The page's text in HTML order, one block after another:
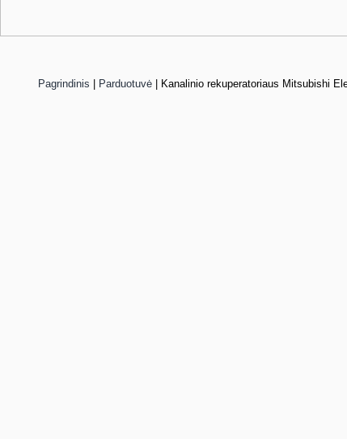
Pagrindinis Parduotuvė Kanalinio rekuperatoriaus Mitsubishi